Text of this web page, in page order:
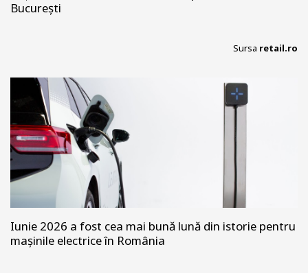
București
Sursa retail.ro
Iunie 2026 a fost cea mai bună lună din istorie pentru
mașinile electrice în România